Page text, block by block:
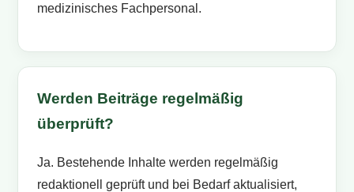
medizinisches Fachpersonal.
Werden Beiträge regelmäßig
überprüft?
Ja. Bestehende Inhalte werden regelmäßig
redaktionell geprüft und bei Bedarf aktualisiert,